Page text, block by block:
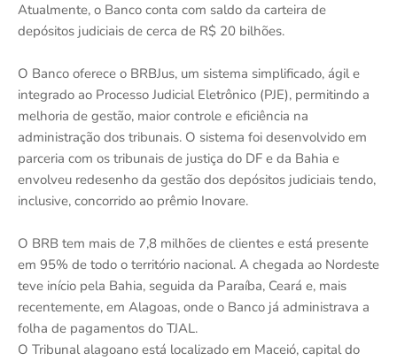
Atualmente, o Banco conta com saldo da carteira de
depósitos judiciais de cerca de R$ 20 bilhões.
O Banco oferece o BRBJus, um sistema simplificado, ágil e
integrado ao Processo Judicial Eletrônico (PJE), permitindo a
melhoria de gestão, maior controle e eficiência na
administração dos tribunais. O sistema foi desenvolvido em
parceria com os tribunais de justiça do DF e da Bahia e
envolveu redesenho da gestão dos depósitos judiciais tendo,
inclusive, concorrido ao prêmio Inovare.
O BRB tem mais de 7,8 milhões de clientes e está presente
em 95% de todo o território nacional. A chegada ao Nordeste
teve início pela Bahia, seguida da Paraíba, Ceará e, mais
recentemente, em Alagoas, onde o Banco já administrava a
folha de pagamentos do TJAL.
O Tribunal alagoano está localizado em Maceió, capital do